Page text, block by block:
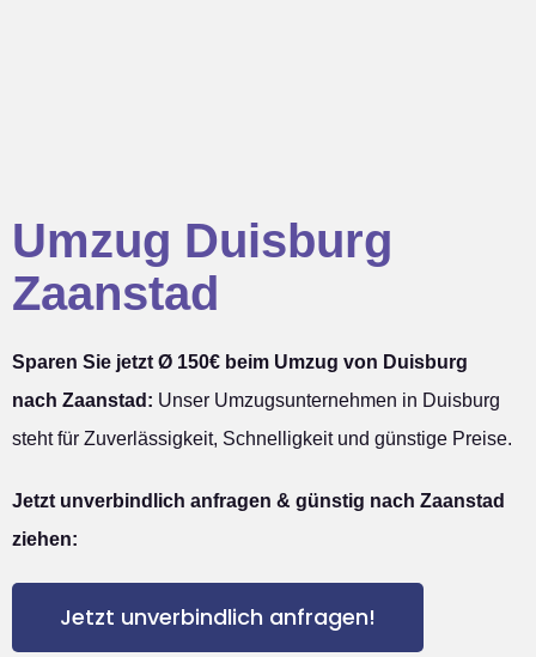
Umzug Duisburg
Zaanstad
Sparen Sie jetzt Ø 150€ beim Umzug von Duisburg
nach Zaanstad: Unser Umzugsunternehmen in Duisburg
steht für Zuverlässigkeit, Schnelligkeit und günstige Preise.
Jetzt unverbindlich anfragen & günstig nach Zaanstad
ziehen:
Jetzt unverbindlich anfragen!